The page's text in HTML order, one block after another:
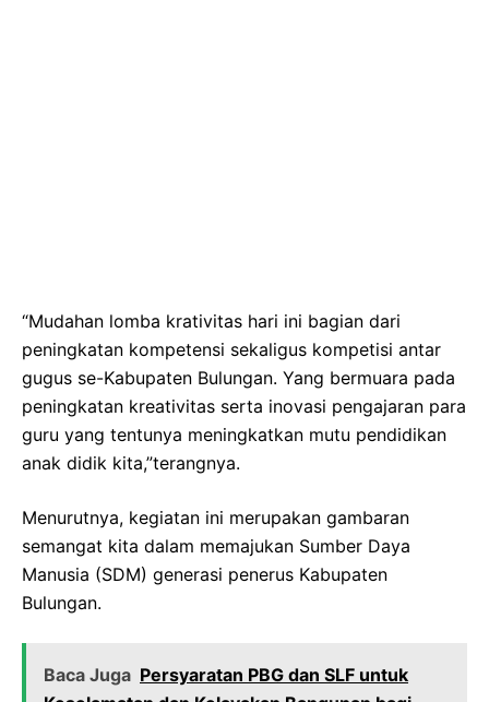
“Mudahan lomba krativitas hari ini bagian dari
peningkatan kompetensi sekaligus kompetisi antar
gugus se-Kabupaten Bulungan. Yang bermuara pada
peningkatan kreativitas serta inovasi pengajaran para
guru yang tentunya meningkatkan mutu pendidikan
anak didik kita,”terangnya.
Menurutnya, kegiatan ini merupakan gambaran
semangat kita dalam memajukan Sumber Daya
Manusia (SDM) generasi penerus Kabupaten
Bulungan.
Baca Juga Persyaratan PBG dan SLF untuk